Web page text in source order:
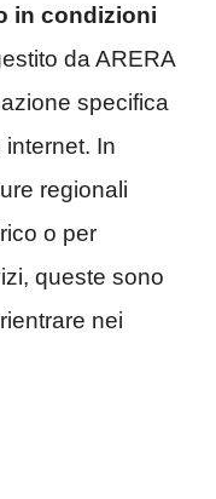
in condizioni
da ARERA
specifica
In
regionali
o per
queste sono
nei